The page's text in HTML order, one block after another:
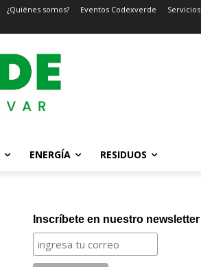
¿Quiénes somos? Eventos Codexverde Servicios
ENERGÍA RESIDUOS
Inscríbete en nuestro newsletter